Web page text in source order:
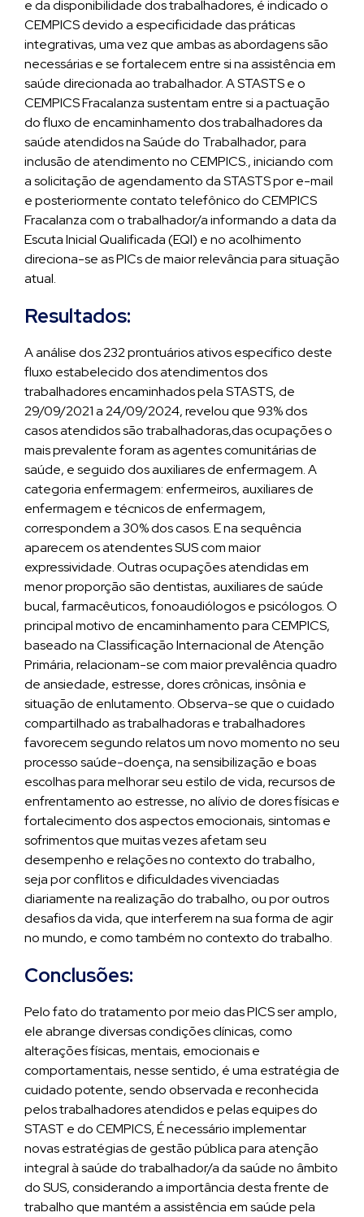
e da disponibilidade dos trabalhadores, é indicado o
CEMPICS devido a especificidade das práticas
integrativas, uma vez que ambas as abordagens são
necessárias e se fortalecem entre si na assistência em
saúde direcionada ao trabalhador. A STASTS e o
CEMPICS Fracalanza sustentam entre si a pactuação
do fluxo de encaminhamento dos trabalhadores da
saúde atendidos na Saúde do Trabalhador, para
inclusão de atendimento no CEMPICS., iniciando com
a solicitação de agendamento da STASTS por e-mail
e posteriormente contato telefônico do CEMPICS
Fracalanza com o trabalhador/a informando a data da
Escuta Inicial Qualificada (EQI) e no acolhimento
direciona-se as PICs de maior relevância para situação
atual.
Resultados:
A análise dos 232 prontuários ativos específico deste
fluxo estabelecido dos atendimentos dos
trabalhadores encaminhados pela STASTS, de
29/09/2021 a 24/09/2024, revelou que 93% dos
casos atendidos são trabalhadoras,das ocupações o
mais prevalente foram as agentes comunitárias de
saúde, e seguido dos auxiliares de enfermagem. A
categoria enfermagem: enfermeiros, auxiliares de
enfermagem e técnicos de enfermagem,
correspondem a 30% dos casos. E na sequência
aparecem os atendentes SUS com maior
expressividade. Outras ocupações atendidas em
menor proporção são dentistas, auxiliares de saúde
bucal, farmacêuticos, fonoaudiólogos e psicólogos. O
principal motivo de encaminhamento para CEMPICS,
baseado na Classificação Internacional de Atenção
Primária, relacionam-se com maior prevalência quadro
de ansiedade, estresse, dores crônicas, insônia e
situação de enlutamento. Observa-se que o cuidado
compartilhado as trabalhadoras e trabalhadores
favorecem segundo relatos um novo momento no seu
processo saúde-doença, na sensibilização e boas
escolhas para melhorar seu estilo de vida, recursos de
enfrentamento ao estresse, no alívio de dores físicas e
fortalecimento dos aspectos emocionais, sintomas e
sofrimentos que muitas vezes afetam seu
desempenho e relações no contexto do trabalho,
seja por conflitos e dificuldades vivenciadas
diariamente na realização do trabalho, ou por outros
desafios da vida, que interferem na sua forma de agir
no mundo, e como também no contexto do trabalho.
Conclusões:
Pelo fato do tratamento por meio das PICS ser amplo,
ele abrange diversas condições clínicas, como
alterações físicas, mentais, emocionais e
comportamentais, nesse sentido, é uma estratégia de
cuidado potente, sendo observada e reconhecida
pelos trabalhadores atendidos e pelas equipes do
STAST e do CEMPICS, É necessário implementar
novas estratégias de gestão pública para atenção
integral à saúde do trabalhador/a da saúde no âmbito
do SUS, considerando a importância desta frente de
trabalho que mantém a assistência em saúde pela